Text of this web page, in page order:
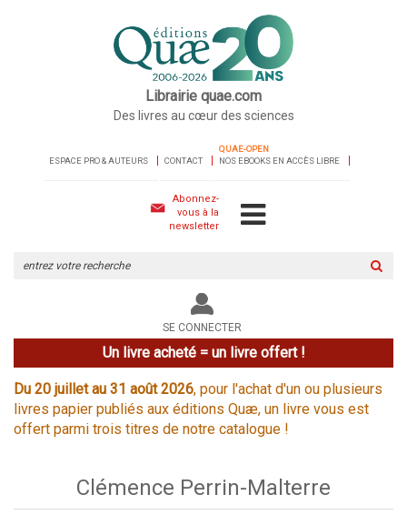
Librairie quae.com
Des livres au cœur des sciences
ESPACE PRO & AUTEURS CONTACT
QUAE-OPEN
NOS EBOOKS EN ACCÈS LIBRE
Abonnez-
vous à la
newsletter
le
site
SE CONNECTER
Un livre acheté = un livre offert !
Du 20 juillet au 31 août 2026, pour l'achat d'un ou plusieurs
livres papier publiés aux éditions Quæ, un livre vous est
offert parmi trois titres de notre catalogue !
Clémence Perrin-Malterre